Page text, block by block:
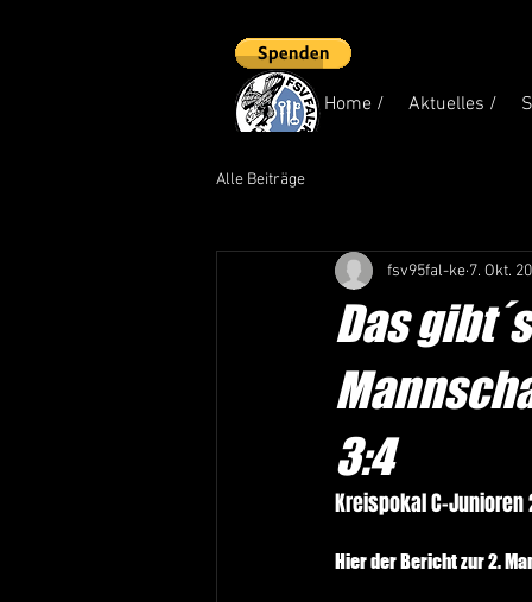
Home / Aktuelles /
Alle Beiträge
Das
3:4
fsv95fal-ke 7. Okt.
Kreispokal C-Junioren
Hier der Bericht zur 2.